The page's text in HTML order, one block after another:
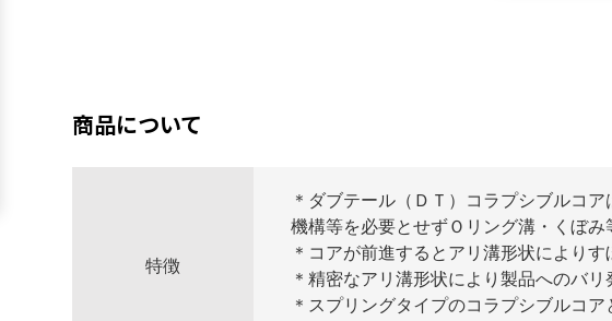
商品について
特徴
＊ダブテール（ＤＴ）コラプシブルコ
機構等を必要とせずＯリング溝・くぼ
＊コアが前進するとアリ溝形状によりす
＊精密なアリ溝形状により製品へのバリ
＊スプリングタイプのコラプシブルコ